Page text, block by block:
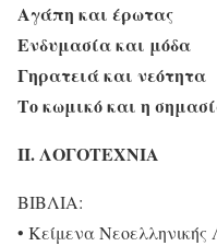
Αγάπη και έρωτας
Ενδυμασία και μόδα
Γηρατειά και νεότητα
Το κωμικό και η
ΙΙ. ΛΟΓΟΤΕΧΝΙΑ
ΒΙΒΛΙΑ:
• Κείμενα